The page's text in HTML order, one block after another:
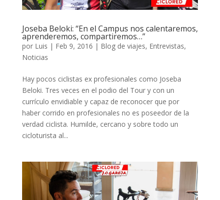
Joseba Beloki: “En el Campus nos calentaremos,
aprenderemos, compartiremos…”
por Luis | Feb 9, 2016 | Blog de viajes, Entrevistas,
Noticias
Hay pocos ciclistas ex profesionales como Joseba
Beloki. Tres veces en el podio del Tour y con un
currículo envidiable y capaz de reconocer que por
haber corrido en profesionales no es poseedor de la
verdad ciclista. Humilde, cercano y sobre todo un
cicloturista al...